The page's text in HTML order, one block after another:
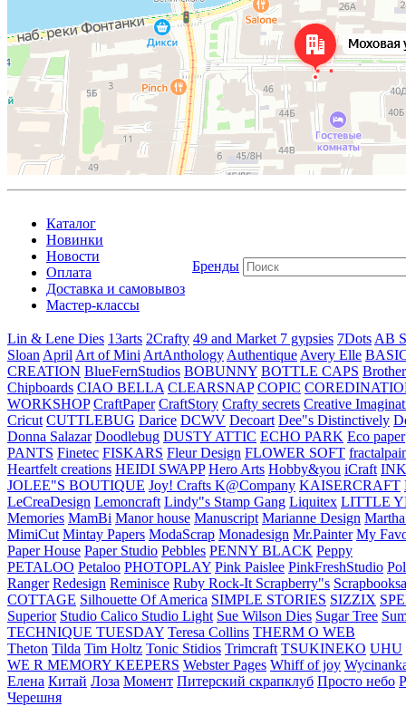
Каталог
Новинки
Новости
Оплата
Доставка и самовывоз
Мастер-классы
Бренды
Lin & Lene Dies 13arts 2Crafty 49 and Market 7 gypsies 7Dots AB
Sloan April Art of Mini ArtAnthology Authentique Avery Elle
CREATION BlueFernStudios BOBUNNY BOTTLE CAPS Brother
Chipboards CIAO BELLA CLEARSNAP COPIC
WORKSHOP CraftPaper CraftStory Crafty secrets Creative
Cricut CUTTLEBUG Darice DCWV Decoart Dee"s Distinctively
Donna Salazar Doodlebug DUSTY ATTIC ECHO PARK Eco paper
PANTS Finetec FISKARS Fleur Design FLOWER SOFT
Heartfelt creations HEIDI SWAPP Hero Arts Hobby&you iCraft
JOLEE"S BOUTIQUE Joy! Crafts K@Company KAISERCRAFT
LeCreaDesign Lemoncraft Lindy"s Stamp Gang Liquitex LITTLE
Memories MamBi Manor house Manuscript Marianne Design
MimiCut Mintay Papers ModaScrap Monadesign Mr.Painter My
Paper House Paper Studio Pebbles PENNY BLACK Peppy
PETALOO Petaloo PHOTOPLAY Pink Paislee PinkFreshStudio
Ranger Redesign Reminisce Ruby Rock-It Scrapberry"s
COTTAGE Silhouette Of America SIMPLE STORIES SIZZIX
Superior Studio Calico Studio Light Sue Wilson Dies Sugar Tree
TECHNIQUE TUESDAY Teresa Collins THERM O WEB
Theton Tilda Tim Holtz Tonic Stidios Trimcraft TSUKINEKO UHU
WE R MEMORY KEEPERS Webster Pages Whiff of joy
Елена Китай Лоза Момент Питерский скрапклуб Просто небо
Черешня